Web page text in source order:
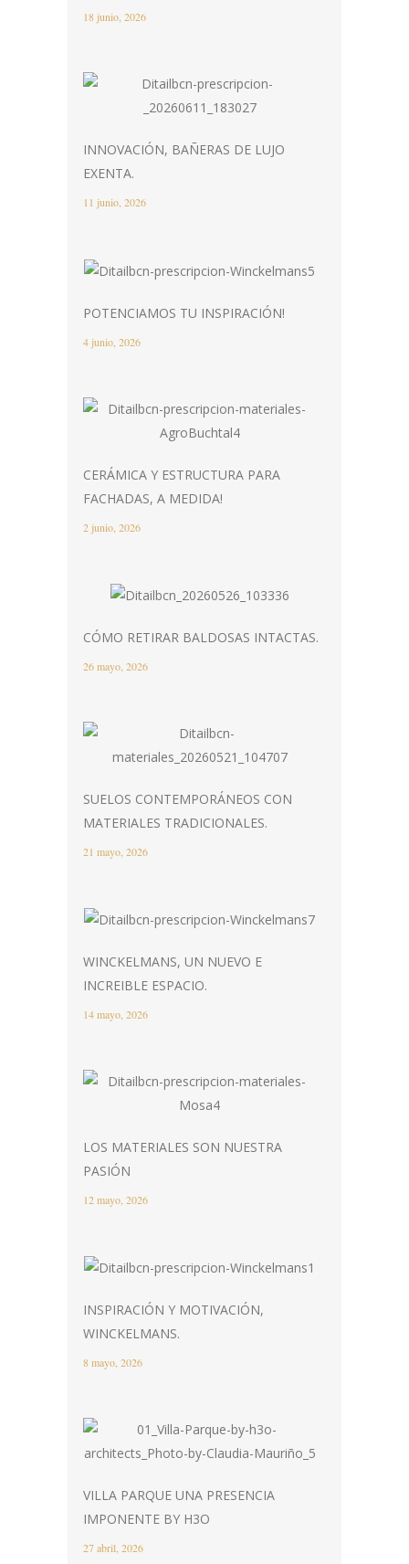
18 junio, 2026
INNOVACIÓN, BAÑERAS DE LUJO
EXENTA.
11 junio, 2026
POTENCIAMOS TU INSPIRACIÓN!
4 junio, 2026
CERÁMICA Y ESTRUCTURA PARA
FACHADAS, A MEDIDA!
2 junio, 2026
CÓMO RETIRAR BALDOSAS INTACTAS.
26 mayo, 2026
SUELOS CONTEMPORÁNEOS CON
MATERIALES TRADICIONALES.
21 mayo, 2026
WINCKELMANS, UN NUEVO E
INCREIBLE ESPACIO.
14 mayo, 2026
LOS MATERIALES SON NUESTRA
PASIÓN
12 mayo, 2026
INSPIRACIÓN Y MOTIVACIÓN,
WINCKELMANS.
8 mayo, 2026
VILLA PARQUE UNA PRESENCIA
IMPONENTE BY H3O
27 abril, 2026